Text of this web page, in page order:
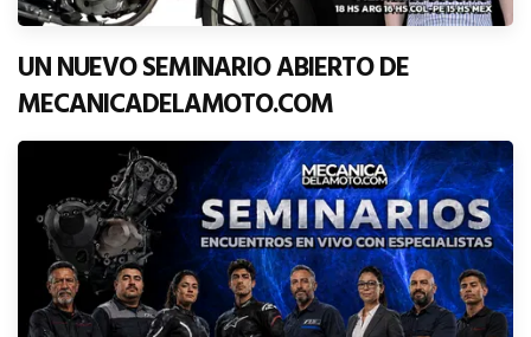
UN NUEVO SEMINARIO ABIERTO DE
MECANICADELAMOTO.COM